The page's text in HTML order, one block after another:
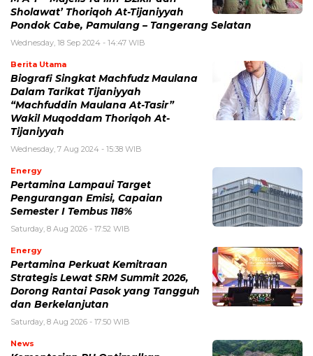
Sholawat’ Thoriqoh At-Tijaniyyah
Pondok Cabe, Pamulang – Tangerang Selatan
Wednesday, 18 Sep 2024 - 14:47 WIB
Berita Utama
Biografi Singkat Machfudz Maulana
Dalam Tarikat Tijaniyyah
“Machfuddin Maulana At-Tasir”
Wakil Muqoddam Thoriqoh At-
Tijaniyyah
Wednesday, 7 Aug 2024 - 15:38 WIB
Energy
Pertamina Lampaui Target
Pengurangan Emisi, Capaian
Semester I Tembus 118%
Saturday, 8 Aug 2026 - 17:52 WIB
Energy
Pertamina Perkuat Kemitraan
Strategis Lewat SRM Summit 2026,
Dorong Rantai Pasok yang Tangguh
dan Berkelanjutan
Saturday, 8 Aug 2026 - 17:50 WIB
News